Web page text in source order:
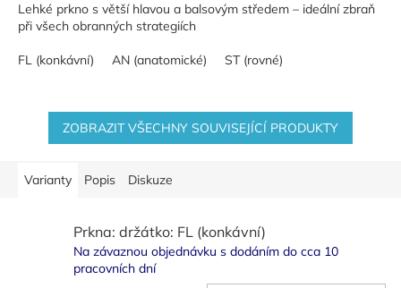
Lehké prkno s větší hlavou a balsovým středem – ideální zbraň
při všech obranných strategiích
FL (konkávní) AN (anatomické) ST (rovné)
ZOBRAZIT VŠECHNY SOUVISEJÍCÍ PRODUKTY
Varianty Popis Diskuze
Prkna: držátko: FL (konkávní)
Na závaznou objednávku s dodáním do cca 10
pracovních dní